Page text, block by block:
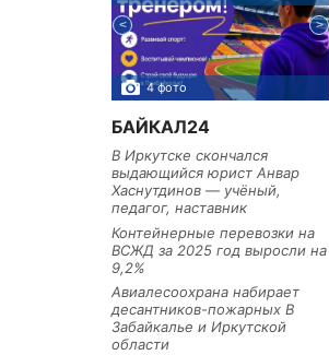
4 фото
БАЙКАЛ24
В Иркутске скончался
выдающийся юрист Анвар
Хаснутдинов — учёный,
педагог, наставник
Контейнерные перевозки на
ВСЖД за 2025 год выросли на
9,2%
Авиалесоохрана набирает
десантников-пожарных В
Забайкалье и Иркутской
области